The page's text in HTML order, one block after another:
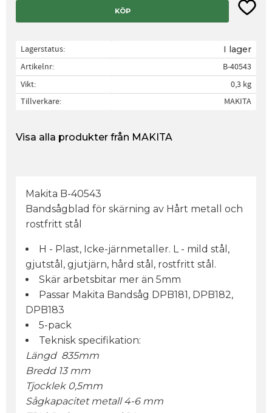
KÖP Lägg
Lagerstatus I lager
Artikelnr
B-40543
Vikt
0,3 kg
Tillverkare
MAKITA
Visa alla produkter från MAKITA
Makita B-40543
Bandsågblad för skärning av Hårt metall och
rostfritt stål
H - Plast, Icke-järnmetaller. L - mild stål,
gjutstål, gjutjärn, hård stål, rostfritt stål.
Skär arbetsbitar mer än 5mm
Passar Makita Bandsåg DPB181, DPB182,
DPB183
5-pack
Teknisk specifikation:
Längd 835mm
Bredd 13 mm
Tjocklek 0,5mm
Sågkapacitet metall 4-6 mm